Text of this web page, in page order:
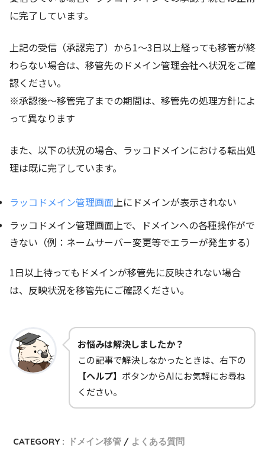
に完了しています。
上記の受信（承認完了）から1～3日以上経っても移管が終
わらない場合は、移管先のドメイン管理会社へ状況をご確
認ください。
※承認後～移管完了までの期間は、移管先の処理方針によ
って異なります
また、以下の状況の場合、ラッコドメインにおける転出処
理は既に完了しています。
ラッコドメイン管理画面上にドメインが表示されない
ラッコドメイン管理画面上で、ドメインへの各種操作がで
きない（例：ネームサーバー変更等でエラーが発生する）
1日以上待ってもドメインが移管先に反映されない場合
は、反映状況を移管先にご確認ください。
お悩みは解決しましたか？
この記事で解決しなかったときは、右下の
【ヘルプ】 ボタンからAIにお気軽にお尋ね
ください。
CATEGORY : ドメイン移管 よくある質問